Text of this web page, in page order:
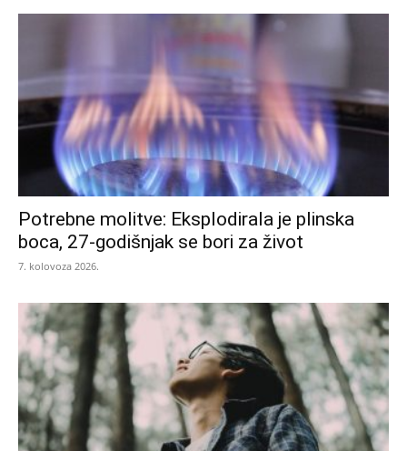
Potrebne molitve: Eksplodirala je plinska
boca, 27-godišnjak se bori za život
7. kolovoza 2026.